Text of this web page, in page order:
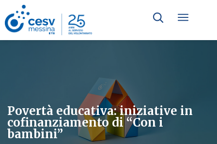
Povertà educativa: iniziative in
cofinanziamento di “Con i
bambini”